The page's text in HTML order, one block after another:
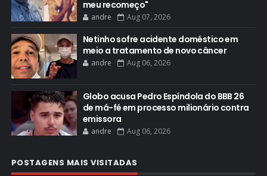
meu recomeço"
andre Aug 07, 2026
Netinho sofre acidente doméstico em
meio a tratamento de novo câncer
andre Aug 06, 2026
Globo acusa Pedro Espíndola do BBB 26
de má-fé em processo milionário contra
emissora
andre Aug 06, 2026
POSTAGENS MAIS VISITADAS